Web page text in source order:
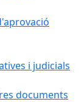
i judicials
documents